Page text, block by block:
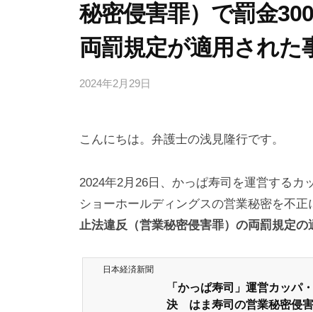
秘密侵害罪）で罰金
両罰規定が適用された
2024年2月29日
護
浅
見
隆
こんにちは。弁護士の浅見隆行です。
2024年2月26日、かっぱ寿司を運営する
ショーホールディングスの営業秘密を不
止法違反（営業秘密侵害罪）の両罰規定の
日本経済新聞
「かっぱ寿司」運営カッパ
決 はま寿司の営業秘密侵